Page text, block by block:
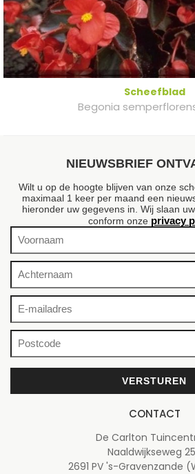
Scheefblad
Begonia
NIEUWSBRIEF
Wilt u op de hoogte blijven van onze
maximaal 1 keer per maand een
hieronder uw gegevens in. Wij slaan
conform onze privacy
CONTACT
De Carlton
Naaldwijkseweg
2691 PV 's-Gravenzande